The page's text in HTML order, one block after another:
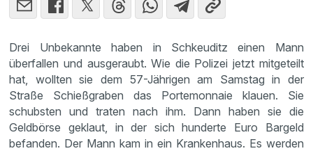
Drei Unbekannte haben in Schkeuditz einen Mann
überfallen und ausgeraubt. Wie die Polizei jetzt mitgeteilt
hat, wollten sie dem 57-Jährigen am Samstag in der
Straße Schießgraben das Portemonnaie klauen. Sie
schubsten und traten nach ihm. Dann haben sie die
Geldbörse geklaut, in der sich hunderte Euro Bargeld
befanden. Der Mann kam in ein Krankenhaus. Es werden